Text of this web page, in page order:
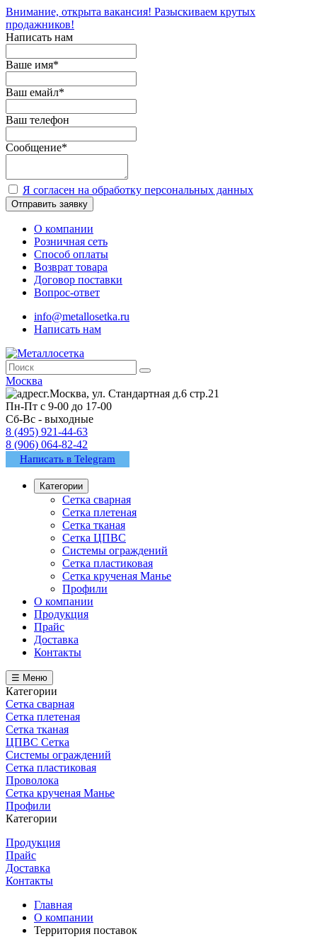
Внимание, открыта вакансия! Разыскиваем крутых
продажников!
Написать нам
Ваше имя*
Ваш емайл*
Ваш телефон
Сообщение*
Я согласен на обработку персональных данных
Отправить заявку
О компании
Розничная сеть
Способ оплаты
Возврат товара
Договор поставки
Вопрос-ответ
info@metallosetka.ru
Написать нам
Москва
г.Москва, ул. Стандартная д.6 стр.21
Пн-Пт с 9-00 до 17-00
Сб-Вс - выходные
8 (495) 921-44-63
8 (906) 064-82-42
Написать в Telegram
Категории
Сетка сварная
Сетка плетеная
Сетка тканая
Сетка ЦПВС
Системы ограждений
Сетка пластиковая
Сетка крученая Манье
Профили
О компании
Продукция
Прайс
Доставка
Контакты
☰ Меню
Категории
Сетка сварная
Сетка плетеная
Сетка тканая
ЦПВС Сетка
Системы ограждений
Сетка пластиковая
Проволока
Сетка крученая Манье
Профили
Категории
Продукция
Прайс
Доставка
Контакты
Главная
О компании
Территория поставок